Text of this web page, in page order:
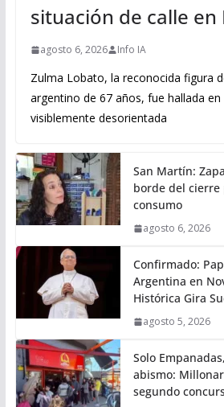
situación de calle en
agosto 6, 2026 Info IA
Zulma Lobato, la reconocida figura
argentino de 67 años, fue hallada
visiblemente desorientada
San Martín:
borde del cierre
consumo
agosto 6, 2026
Confirmado:
Argentina en
Histórica Gira
agosto 5, 2026
Solo
abismo:
segundo